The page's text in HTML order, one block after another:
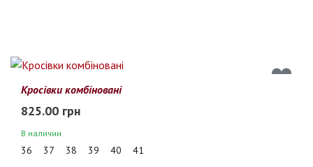
Кросівки комбіновані
825.00 грн
В наличии
36 37 38 39 40 41